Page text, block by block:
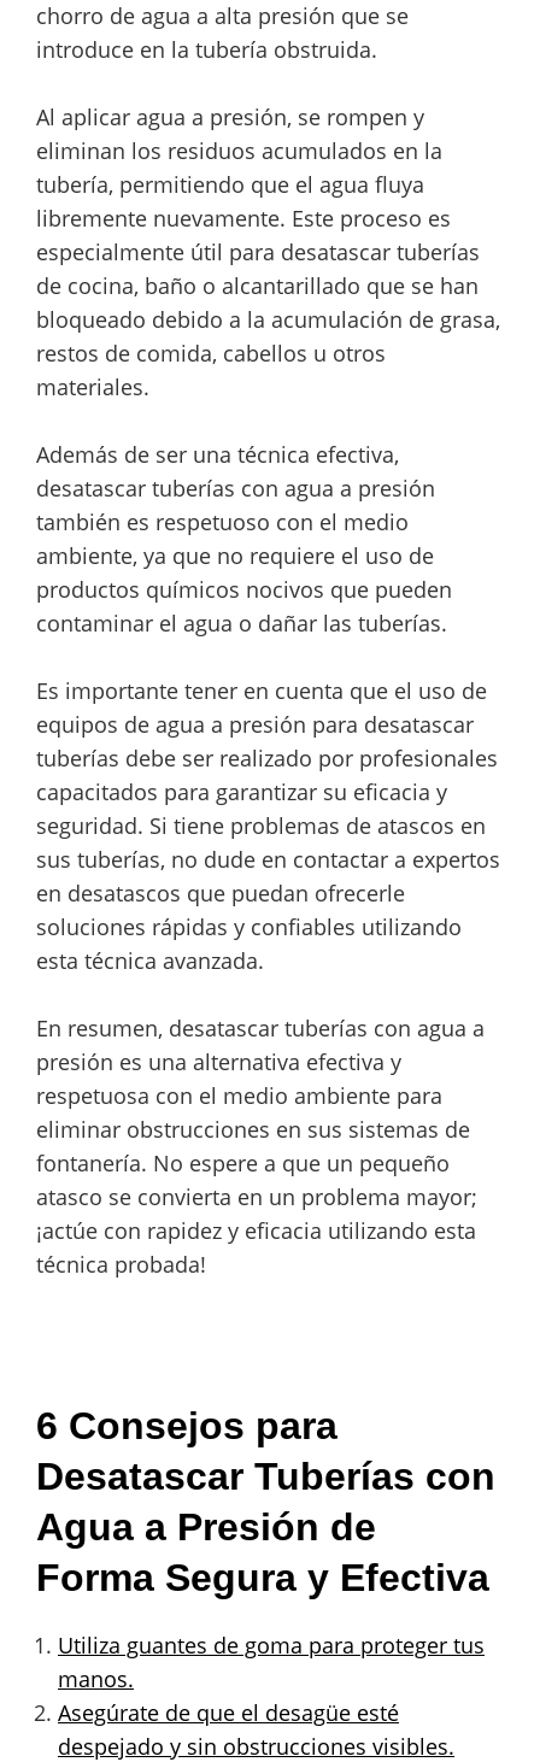
chorro de agua a alta presión que se
introduce en la tubería obstruida.
Al aplicar agua a presión, se rompen y
eliminan los residuos acumulados en la
tubería, permitiendo que el agua fluya
libremente nuevamente. Este proceso es
especialmente útil para desatascar tuberías
de cocina, baño o alcantarillado que se han
bloqueado debido a la acumulación de grasa,
restos de comida, cabellos u otros
materiales.
Además de ser una técnica efectiva,
desatascar tuberías con agua a presión
también es respetuoso con el medio
ambiente, ya que no requiere el uso de
productos químicos nocivos que pueden
contaminar el agua o dañar las tuberías.
Es importante tener en cuenta que el uso de
equipos de agua a presión para desatascar
tuberías debe ser realizado por profesionales
capacitados para garantizar su eficacia y
seguridad. Si tiene problemas de atascos en
sus tuberías, no dude en contactar a expertos
en desatascos que puedan ofrecerle
soluciones rápidas y confiables utilizando
esta técnica avanzada.
En resumen, desatascar tuberías con agua a
presión es una alternativa efectiva y
respetuosa con el medio ambiente para
eliminar obstrucciones en sus sistemas de
fontanería. No espere a que un pequeño
atasco se convierta en un problema mayor;
¡actúe con rapidez y eficacia utilizando esta
técnica probada!
6 Consejos para
Desatascar Tuberías con
Agua a Presión de
Forma Segura y Efectiva
Utiliza guantes de goma para proteger tus
manos.
Asegúrate de que el desagüe esté
despejado y sin obstrucciones visibles.